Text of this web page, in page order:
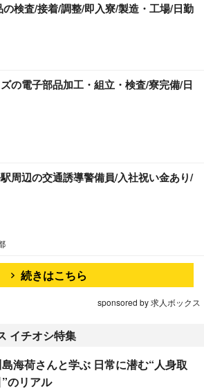
の検査/接着/調整/即入寮/製造・工場/日勤
の電子部品加工・組立・検査/寮完備/日
周辺の交通誘導警備員/入社祝い金あり/
続きはこちら
sponsored by 求人ボックス
イチオシ特集
島海荷さんと学ぶ 日常に潜む“人身取
のリアル